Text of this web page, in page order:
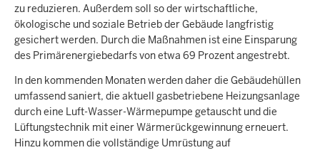
zu reduzieren. Außerdem soll so der wirtschaftliche,
ökologische und soziale Betrieb der Gebäude langfristig
gesichert werden. Durch die Maßnahmen ist eine Einsparung
des Primärenergiebedarfs von etwa 69 Prozent angestrebt.
In den kommenden Monaten werden daher die Gebäudehüllen
umfassend saniert, die aktuell gasbetriebene Heizungsanlage
durch eine Luft-Wasser-Wärmepumpe getauscht und die
Lüftungstechnik mit einer Wärmerückgewinnung erneuert.
Hinzu kommen die vollständige Umrüstung auf